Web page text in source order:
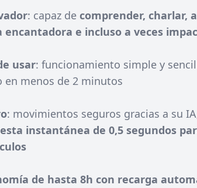
: capaz de comprender, charlar,
encantadora e incluso a veces
usar: funcionamiento simple y
en menos de 2 minutos
: movimientos seguros gracias a su
instantánea de 0,5 segundos
de hasta 8h con recarga